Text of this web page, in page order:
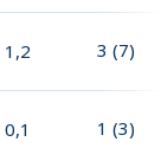
1,2 3 (7)
0,1 1 (3)